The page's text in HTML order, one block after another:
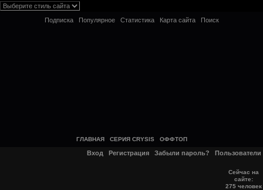
Подписка Популярное Статистика Карта сайта Поиск
ГЛАВНАЯ СЕРИЯ CRYSIS ОФФТОП
Вход Регистрация Забыли пароль? Пользователи
Сейчас на
сайте:
275 человек